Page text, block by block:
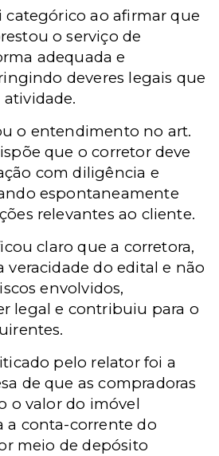
categórico ao afirmar que
o serviço de
adequada e
deveres legais que
o entendimento no art.
que o corretor deve
com diligência e
espontaneamente
relevantes ao cliente.
claro que a corretora,
veracidade do edital e não
envolvidos,
legal e contribuiu para o
pelo relator foi a
de que as compradoras
o valor do imóvel
a conta-corrente do
meio de depósito